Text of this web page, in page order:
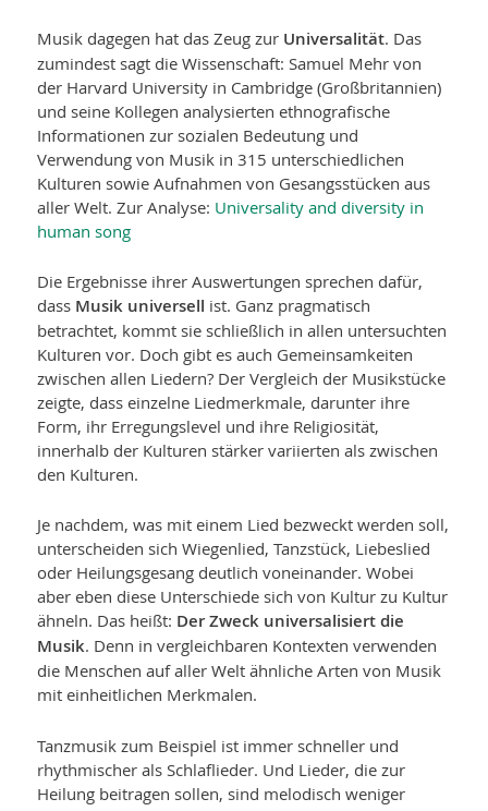
Musik dagegen hat das Zeug zur Universalität. Das
zumindest sagt die Wissen­schaft: Samuel Mehr von
der Harvard University in Cambridge (Groß­britannien)
und seine Kollegen analysierten ethnografische
Informationen zur sozialen Bedeutung und
Verwendung von Musik in 315 unterschiedlichen
Kulturen sowie Aufnahmen von Gesangsstücken aus
aller Welt. Zur Analyse: Universality and diversity in
human song
Die Ergebnisse ihrer Auswertungen sprechen dafür,
dass Musik universell ist. Ganz pragmatisch
betrachtet, kommt sie schließlich in allen untersuchten
Kulturen vor. Doch gibt es auch Gemeinsamkeiten
zwischen allen Liedern? Der Vergleich der Musikstücke
zeigte, dass einzelne Liedmerkmale, darunter ihre
Form, ihr Erre­gungslevel und ihre Religiosität,
innerhalb der Kulturen stärker variierten als zwischen
den Kulturen.
Je nachdem, was mit einem Lied bezweckt werden soll,
unterscheiden sich Wiegen­lied, Tanzstück, Liebeslied
oder Heilungsgesang deutlich voneinander. Wobei
aber eben diese Unterschiede sich von Kultur zu Kultur
ähneln. Das heißt: Der Zweck universalisiert die
Musik. Denn in vergleichbaren Kontexten verwenden
die Menschen auf aller Welt ähnliche Arten von Musik
mit einheitlichen Merkmalen.
Tanzmusik zum Beispiel ist immer schneller und
rhythmischer als Schlaflieder. Und Lieder, die zur
Heilung beitragen sollen, sind melodisch weniger